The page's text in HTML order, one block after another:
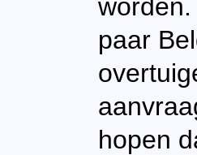
paar
hopen